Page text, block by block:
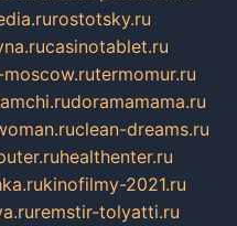
rostotsky.ru
casinotablet.ru
termomur.ru
doramamama.ru
clean-dreams.ru
healthenter.ru
kinofilmy-2021.ru
remstir-tolyatti.ru